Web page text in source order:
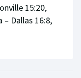
15:20,
– Dallas 16:8,